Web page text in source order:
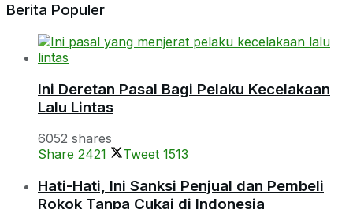
Berita Populer
Ini Deretan Pasal Bagi Pelaku Kecelakaan
Lalu Lintas
6052 shares
Share 2421 Tweet 1513
Hati-Hati, Ini Sanksi Penjual dan Pembeli
Rokok Tanpa Cukai di Indonesia